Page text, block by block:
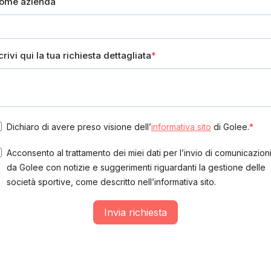
qui la tua richiesta dettagliata
Dichiaro di avere preso visione dell’informativa sito di Golee.
Acconsento al trattamento dei miei dati per l’invio di comunicazioni
da Golee con notizie e suggerimenti riguardanti la gestione delle
società sportive, come descritto nell’informativa sito.
Invia richiesta